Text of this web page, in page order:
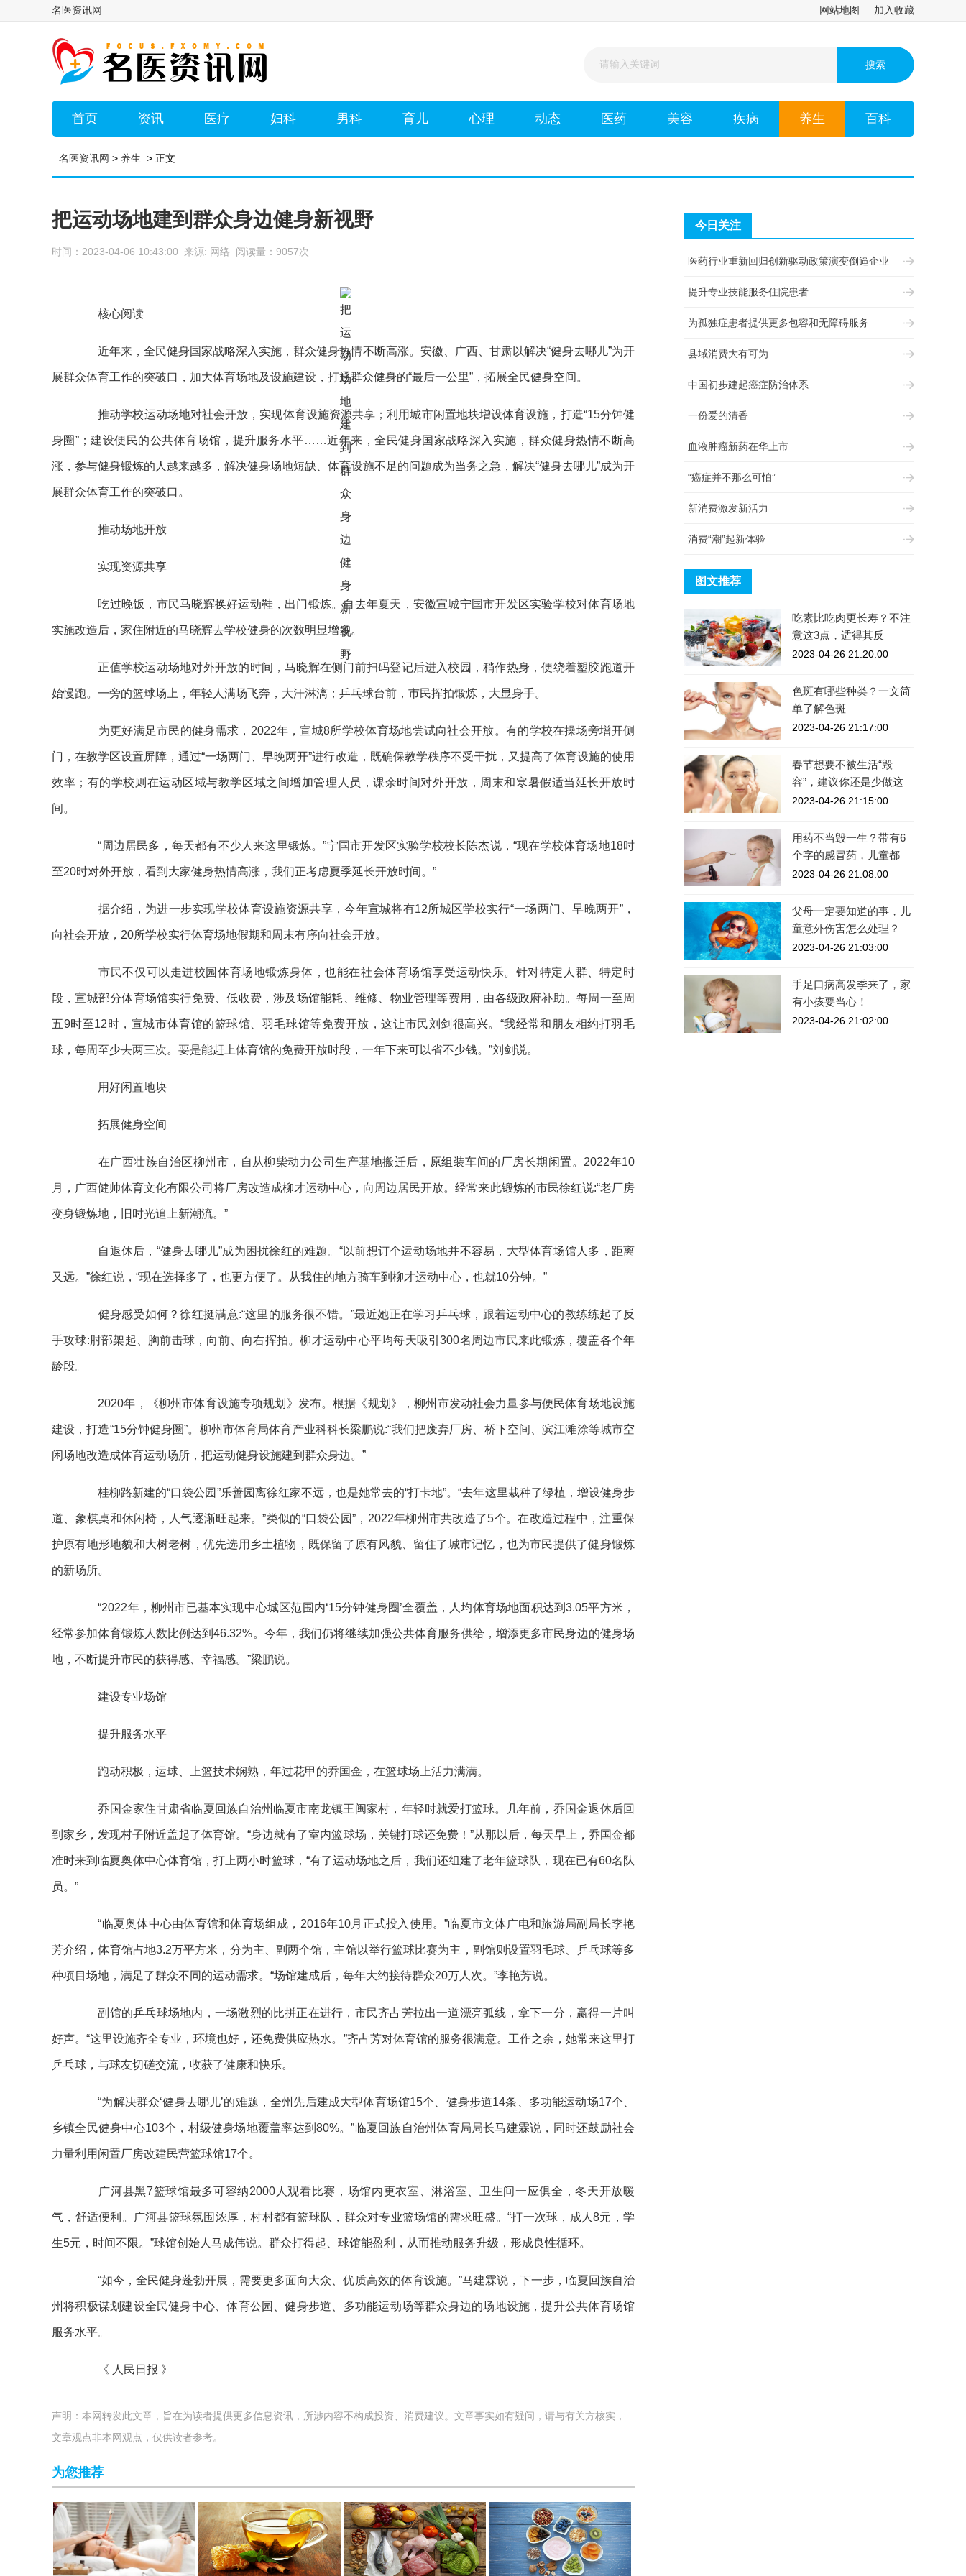
名医资讯网 网站地图 加入收藏
首页 资讯 医疗 妇科 男科 育儿 心理 动态 医药 美容 疾病 养生 百科
名医资讯网 > 养生 > 正文
把运动场地建到群众身边健身新视野
时间：2023-04-06 10:43:00 来源: 网络 阅读量：9057次
核心阅读
近年来，全民健身国家战略深入实施，群众健身热情不断高涨。安徽、广西、甘肃以解决“健身去哪儿”为开
展群众体育工作的突破口，加大体育场地及设施建设，打通群众健身的“最后一公里”，拓展全民健身空间。
推动学校运动场地对社会开放，实现体育设施资源共享；利用城市闲置地块增设体育设施，打造“15分钟健
身圈”；建设便民的公共体育场馆，提升服务水平……近年来，全民健身国家战略深入实施，群众健身热情不断高
涨，参与健身锻炼的人越来越多，解决健身场地短缺、体育设施不足的问题成为当务之急，解决“健身去哪儿”成为开
展群众体育工作的突破口。
推动场地开放
实现资源共享
吃过晚饭，市民马晓辉换好运动鞋，出门锻炼。自去年夏天，安徽宣城宁国市开发区实验学校对体育场地
实施改造后，家住附近的马晓辉去学校健身的次数明显增多。
正值学校运动场地对外开放的时间，马晓辉在侧门前扫码登记后进入校园，稍作热身，便绕着塑胶跑道开
始慢跑。一旁的篮球场上，年轻人满场飞奔，大汗淋漓；乒乓球台前，市民挥拍锻炼，大显身手。
为更好满足市民的健身需求，2022年，宣城8所学校体育场地尝试向社会开放。有的学校在操场旁增开侧
门，在教学区设置屏障，通过“一场两门、早晚两开”进行改造，既确保教学秩序不受干扰，又提高了体育设施的使用
效率；有的学校则在运动区域与教学区域之间增加管理人员，课余时间对外开放，周末和寒暑假适当延长开放时
间。
“周边居民多，每天都有不少人来这里锻炼。”宁国市开发区实验学校校长陈杰说，“现在学校体育场地18时
至20时对外开放，看到大家健身热情高涨，我们正考虑夏季延长开放时间。”
据介绍，为进一步实现学校体育设施资源共享，今年宣城将有12所城区学校实行“一场两门、早晚两开”，
向社会开放，20所学校实行体育场地假期和周末有序向社会开放。
市民不仅可以走进校园体育场地锻炼身体，也能在社会体育场馆享受运动快乐。针对特定人群、特定时
段，宣城部分体育场馆实行免费、低收费，涉及场馆能耗、维修、物业管理等费用，由各级政府补助。每周一至周
五9时至12时，宣城市体育馆的篮球馆、羽毛球馆等免费开放，这让市民刘剑很高兴。“我经常和朋友相约打羽毛
球，每周至少去两三次。要是能赶上体育馆的免费开放时段，一年下来可以省不少钱。”刘剑说。
用好闲置地块
拓展健身空间
在广西壮族自治区柳州市，自从柳柴动力公司生产基地搬迁后，原组装车间的厂房长期闲置。2022年10
月，广西健帅体育文化有限公司将厂房改造成柳才运动中心，向周边居民开放。经常来此锻炼的市民徐红说:“老厂房
变身锻炼地，旧时光追上新潮流。”
自退休后，“健身去哪儿”成为困扰徐红的难题。“以前想订个运动场地并不容易，大型体育场馆人多，距离
又远。”徐红说，“现在选择多了，也更方便了。从我住的地方骑车到柳才运动中心，也就10分钟。”
健身感受如何？徐红挺满意:“这里的服务很不错。”最近她正在学习乒乓球，跟着运动中心的教练练起了反
手攻球:肘部架起、胸前击球，向前、向右挥拍。柳才运动中心平均每天吸引300名周边市民来此锻炼，覆盖各个年
龄段。
2020年，《柳州市体育设施专项规划》发布。根据《规划》，柳州市发动社会力量参与便民体育场地设施
建设，打造“15分钟健身圈”。柳州市体育局体育产业科科长梁鹏说:“我们把废弃厂房、桥下空间、滨江滩涂等城市空
闲场地改造成体育运动场所，把运动健身设施建到群众身边。”
桂柳路新建的“口袋公园”乐善园离徐红家不远，也是她常去的“打卡地”。“去年这里栽种了绿植，增设健身步
道、象棋桌和休闲椅，人气逐渐旺起来。”类似的“口袋公园”，2022年柳州市共改造了5个。在改造过程中，注重保
护原有地形地貌和大树老树，优先选用乡土植物，既保留了原有风貌、留住了城市记忆，也为市民提供了健身锻炼
的新场所。
“2022年，柳州市已基本实现中心城区范围内‘15分钟健身圈’全覆盖，人均体育场地面积达到3.05平方米，
经常参加体育锻炼人数比例达到46.32%。今年，我们仍将继续加强公共体育服务供给，增添更多市民身边的健身场
地，不断提升市民的获得感、幸福感。”梁鹏说。
建设专业场馆
提升服务水平
跑动积极，运球、上篮技术娴熟，年过花甲的乔国金，在篮球场上活力满满。
乔国金家住甘肃省临夏回族自治州临夏市南龙镇王闽家村，年轻时就爱打篮球。几年前，乔国金退休后回
到家乡，发现村子附近盖起了体育馆。“身边就有了室内篮球场，关键打球还免费！”从那以后，每天早上，乔国金都
准时来到临夏奥体中心体育馆，打上两小时篮球，“有了运动场地之后，我们还组建了老年篮球队，现在已有60名队
员。”
“临夏奥体中心由体育馆和体育场组成，2016年10月正式投入使用。”临夏市文体广电和旅游局副局长李艳
芳介绍，体育馆占地3.2万平方米，分为主、副两个馆，主馆以举行篮球比赛为主，副馆则设置羽毛球、乒乓球等多
种项目场地，满足了群众不同的运动需求。“场馆建成后，每年大约接待群众20万人次。”李艳芳说。
副馆的乒乓球场地内，一场激烈的比拼正在进行，市民齐占芳拉出一道漂亮弧线，拿下一分，赢得一片叫
好声。“这里设施齐全专业，环境也好，还免费供应热水。”齐占芳对体育馆的服务很满意。工作之余，她常来这里打
乒乓球，与球友切磋交流，收获了健康和快乐。
“为解决群众‘健身去哪儿’的难题，全州先后建成大型体育场馆15个、健身步道14条、多功能运动场17个、
乡镇全民健身中心103个，村级健身场地覆盖率达到80%。”临夏回族自治州体育局局长马建霖说，同时还鼓励社会
力量利用闲置厂房改建民营篮球馆17个。
广河县黑7篮球馆最多可容纳2000人观看比赛，场馆内更衣室、淋浴室、卫生间一应俱全，冬天开放暖
气，舒适便利。广河县篮球氛围浓厚，村村都有篮球队，群众对专业篮场馆的需求旺盛。“打一次球，成人8元，学
生5元，时间不限。”球馆创始人马成伟说。群众打得起、球馆能盈利，从而推动服务升级，形成良性循环。
“如今，全民健身蓬勃开展，需要更多面向大众、优质高效的体育设施。”马建霖说，下一步，临夏回族自治
州将积极谋划建设全民健身中心、体育公园、健身步道、多功能运动场等群众身边的场地设施，提升公共体育场馆
服务水平。
《 人民日报 》
声明：本网转发此文章，旨在为读者提供更多信息资讯，所涉内容不构成投资、消费建议。文章事实如有疑问，请与有关方核实，
文章观点非本网观点，仅供读者参考。
为您推荐
今日关注
医药行业重新回归创新驱动政策演变倒逼企业
提升专业技能服务住院患者
为孤独症患者提供更多包容和无障碍服务
县域消费大有可为
中国初步建起癌症防治体系
一份爱的清香
血液肿瘤新药在华上市
“癌症并不那么可怕”
新消费激发新活力
消费“潮”起新体验
图文推荐
吃素比吃肉更长寿？不注
意这3点，适得其反
2023-04-26 21:20:00
色斑有哪些种类？一文简
单了解色斑
2023-04-26 21:17:00
春节想要不被生活“毁
容”，建议你还是少做这
2023-04-26 21:15:00
用药不当毁一生？带有6
个字的感冒药，儿童都
2023-04-26 21:08:00
父母一定要知道的事，儿
童意外伤害怎么处理？
2023-04-26 21:03:00
手足口病高发季来了，家
有小孩要当心！
2023-04-26 21:02:00